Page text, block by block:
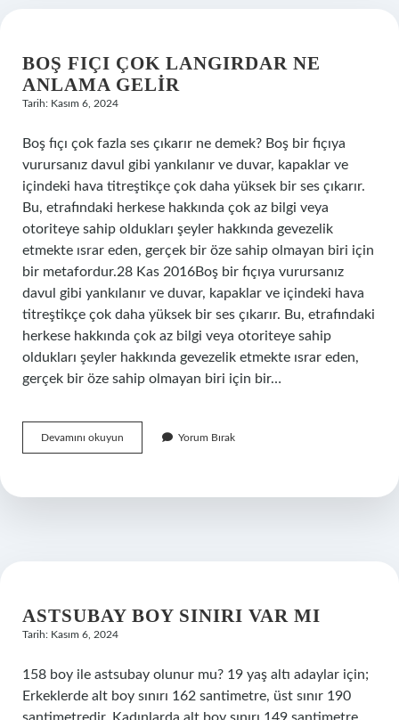
BOŞ FIÇI ÇOK LANGIRDAR NE
ANLAMA GELIR
Tarih: Kasım 6, 2024
Boş fıçı çok fazla ses çıkarır ne demek? Boş bir fıçıya
vurursanız davul gibi yankılanır ve duvar, kapaklar ve
içindeki hava titreştikçe çok daha yüksek bir ses çıkarır.
Bu, etrafındaki herkese hakkında çok az bilgi veya
otoriteye sahip oldukları şeyler hakkında gevezelik
etmekte ısrar eden, gerçek bir öze sahip olmayan biri için
bir metafordur.28 Kas 2016Boş bir fıçıya vurursanız
davul gibi yankılanır ve duvar, kapaklar ve içindeki hava
titreştikçe çok daha yüksek bir ses çıkarır. Bu, etrafındaki
herkese hakkında çok az bilgi veya otoriteye sahip
oldukları şeyler hakkında gevezelik etmekte ısrar eden,
gerçek bir öze sahip olmayan biri için bir…
Devamını okuyun
Fıçı
Ne
Yorum Bırak
ASTSUBAY BOY SINIRI VAR MI
Tarih: Kasım 6, 2024
158 boy ile astsubay olunur mu? 19 yaş altı adaylar için;
Erkeklerde alt boy sınırı 162 santimetre, üst sınır 190